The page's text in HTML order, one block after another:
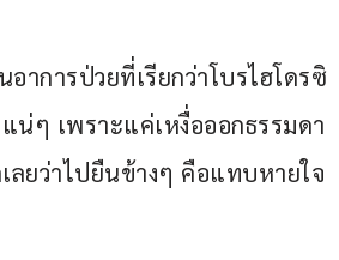
าการป่วยที่เรียกว่าโบรไฮโดรซิ
น่ๆ เพราะแค่เหงื่อออกธรรมดา
ยว่าไปยืนข้างๆ คือแทบหายใจ